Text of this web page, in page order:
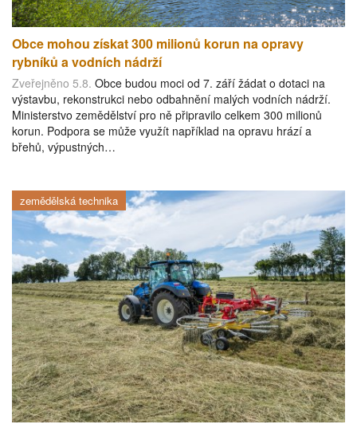
Obce mohou získat 300 milionů korun na opravy
rybníků a vodních nádrží
Zveřejněno 5.8. Obce budou moci od 7. září žádat o dotaci na
výstavbu, rekonstrukci nebo odbahnění malých vodních nádrží.
Ministerstvo zemědělství pro ně připravilo celkem 300 milionů
korun. Podpora se může využít například na opravu hrází a
břehů, výpustných…
zemědělská technika